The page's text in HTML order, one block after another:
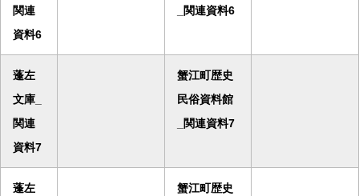
関連
資料6
_関連資料6
蓬左
文庫_
関連
資料7
蟹江町歴史
民俗資料館
_関連資料7
蓬左
蟹江町歴史